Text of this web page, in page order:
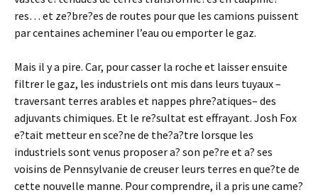
res… et ze?bre?es de routes pour que les camions puissent
par centaines acheminer l’eau ou emporter le gaz.
Mais il y a pire. Car, pour casser la roche et laisser ensuite
filtrer le gaz, les industriels ont mis dans leurs tuyaux –
traversant terres arables et nappes phre?atiques– des
adjuvants chimiques. Et le re?sultat est effrayant. Josh Fox
e?tait metteur en sce?ne de the?a?tre lorsque les
industriels sont venus proposer a? son pe?re et a? ses
voisins de Pennsylvanie de creuser leurs terres en que?te de
cette nouvelle manne. Pour comprendre, il a pris une came?